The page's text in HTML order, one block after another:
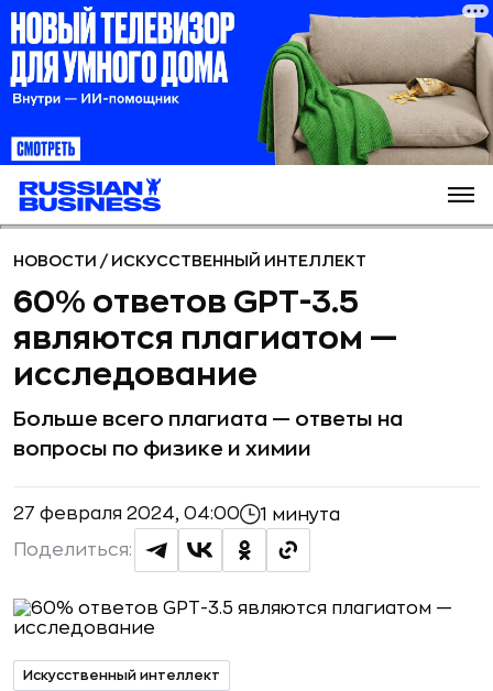
НОВОСТИ / ИСКУССТВЕННЫЙ ИНТЕЛЛЕКТ
60% ответов GPT-3.5
являются плагиатом —
исследование
Больше всего плагиата — ответы на
вопросы по физике и химии
27 февраля 2024, 04:00 1 минута
Поделиться:
Искусственный интеллект